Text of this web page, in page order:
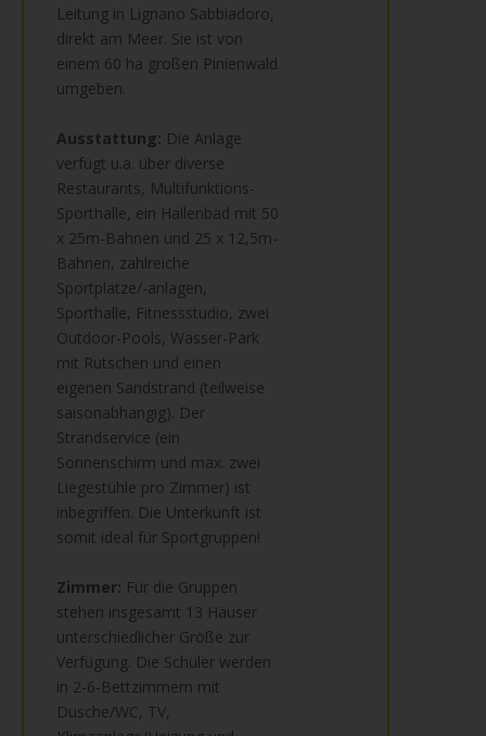
Leitung in Lignano Sabbiadoro,
direkt am Meer. Sie ist von
einem 60 ha großen Pinienwald
umgeben.
Ausstattung: Die Anlage
verfügt u.a. über diverse
Restaurants, Multifunktions-
Sporthalle, ein Hallenbad mit 50
x 25m-Bahnen und 25 x 12,5m-
Bahnen, zahlreiche
Sportplätze/-anlagen,
Sporthalle, Fitnessstudio, zwei
Outdoor-Pools, Wasser-Park
mit Rutschen und einen
eigenen Sandstrand (teilweise
saisonabhängig). Der
Strandservice (ein
Sonnenschirm und max. zwei
Liegestühle pro Zimmer) ist
inbegriffen. Die Unterkunft ist
somit ideal für Sportgruppen!
Zimmer: Für die Gruppen
stehen insgesamt 13 Häuser
unterschiedlicher Größe zur
Verfügung. Die Schüler werden
in 2-6-Bettzimmern mit
Dusche/WC, TV,